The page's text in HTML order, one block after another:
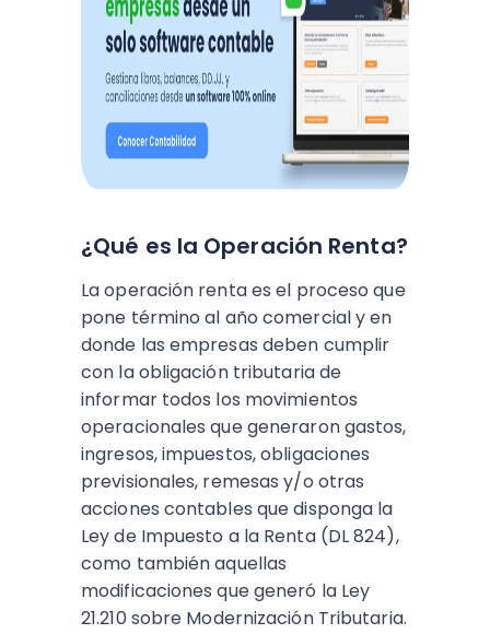
¿Qué es la Operación Renta?
La operación renta es el proceso que
pone término al año comercial y en
donde las empresas deben cumplir
con la obligación tributaria de
informar todos los movimientos
operacionales que generaron gastos,
ingresos, impuestos, obligaciones
previsionales, remesas y/o otras
acciones contables que disponga la
Ley de Impuesto a la Renta (DL 824),
como también aquellas
modificaciones que generó la Ley
21.210 sobre Modernización Tributaria.